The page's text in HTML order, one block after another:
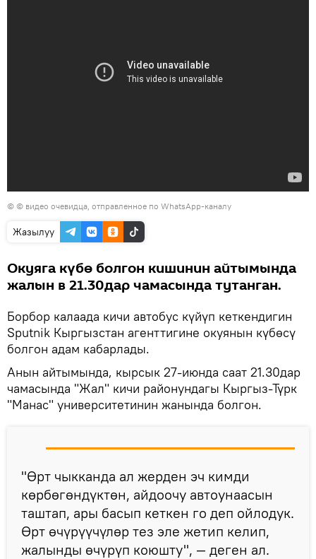
© © видео очевидца, отправленное по WhatsApp-каналу
Жазылуу
Окуяга күбө болгон кишинин айтымында
жалын в 21.30дар чамасында тутанган.
Борбор калаада кичи автобус күйүп кеткендигин
Sputnik Кыргызстан агенттигине окуянын күбөсү
болгон адам кабарлады.
Анын айтымында, кырсык 27-июнда саат 21.30дар
чамасында "Жал" кичи районундагы Кыргыз-Түрк
"Манас" университетинин жанында болгон.
"Өрт чыкканда ал жерден эч кимди
көрбөгөндүктөн, айдоочу автоунаасын
таштап, ары басып кеткен го деп ойлодук.
Өрт өчүрүүчүлөр тез эле жетип келип,
жалынды өчүрүп коюшту", — деген ал.